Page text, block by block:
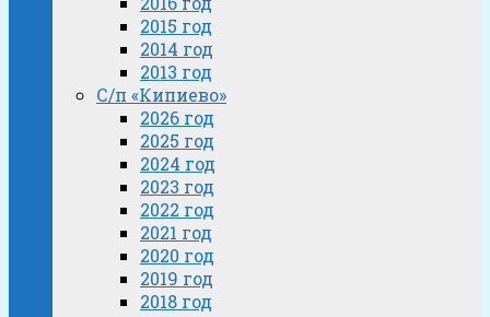
2015 год
2014 год
2013 год
С/п «Кипиево»
2026 год
2025 год
2024 год
2023 год
2022 год
2021 год
2020 год
2019 год
2018 год